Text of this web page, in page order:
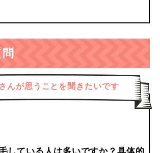
んが思うことを聞きたいです